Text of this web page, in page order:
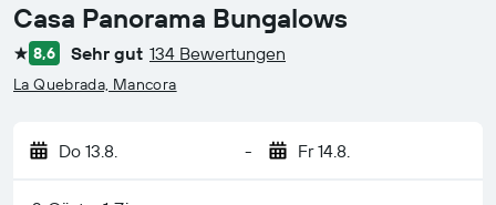
Casa Panorama Bungalows
1 Stern
8,6 Sehr gut 134 Bewertungen
La Quebrada, Mancora
Do 13.8. - Fr 14.8.